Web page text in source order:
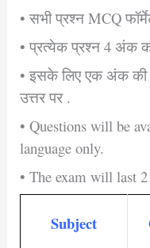
• सभी प्रश्न MCQ
• प्रत्येक प्रश्न 4 अंक
• इसके लिए एक अंक की
उत्तर पर .
• Questions will be
language only.
• The exam will last
Subject